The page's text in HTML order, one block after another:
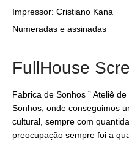
Impressor: Cristiano Kana
Numeradas e assinadas
FullHouse
Fabrica de Sonhos ” Ateliê
Sonhos, onde conseguimos
cultural, sempre com
preocupação sempre foi a